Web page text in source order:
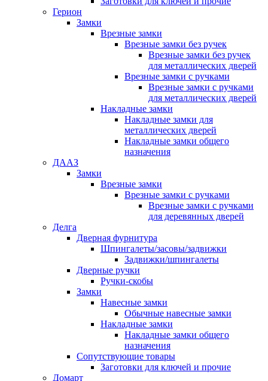
Герион
Замки
Врезные замки
Врезные замки без ручек
Врезные замки без ручек
для металлических дверей
Врезные замки с ручками
Врезные замки с ручками
для металлических дверей
Накладные замки
Накладные замки для
металлических дверей
Накладные замки общего
назначения
ДААЗ
Замки
Врезные замки
Врезные замки с ручками
Врезные замки с ручками
для деревянных дверей
Делга
Дверная фурнитура
Шпингалеты/засовы/задвижки
Задвижки/шпингалеты
Дверные ручки
Ручки-скобы
Замки
Навесные замки
Обычные навесные замки
Накладные замки
Накладные замки общего
назначения
Сопутствующие товары
Заготовки для ключей и прочие
Домарт